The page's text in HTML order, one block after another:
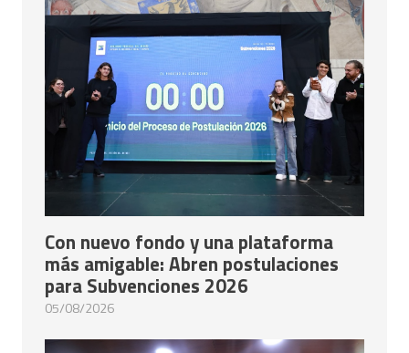
Con nuevo fondo y una plataforma
más amigable: Abren postulaciones
para Subvenciones 2026
05/08/2026